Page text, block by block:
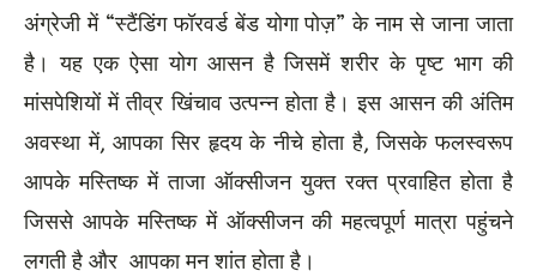
अंग्रेजी में “स्टैंडिंग फॉरवर्ड बेंड योगा पोज़” के नाम से जाना जाता
है। यह एक ऐसा योग आसन है जिसमें शरीर के पृष्ट भाग की
मांसपेशियों में तीव्र खिंचाव उत्पन्न होता है। इस आसन की अंतिम
अवस्था में, आपका सिर हृदय के नीचे होता है, जिसके फलस्वरूप
आपके मस्तिष्क में ताजा ऑक्सीजन युक्त रक्त प्रवाहित होता है
जिससे आपके मस्तिष्क में ऑक्सीजन की महत्वपूर्ण मात्रा पहुंचने
लगती है और आपका मन शांत होता है।